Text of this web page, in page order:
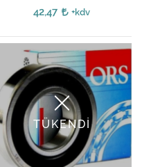
42,47 +kdv
TÜKENDİ